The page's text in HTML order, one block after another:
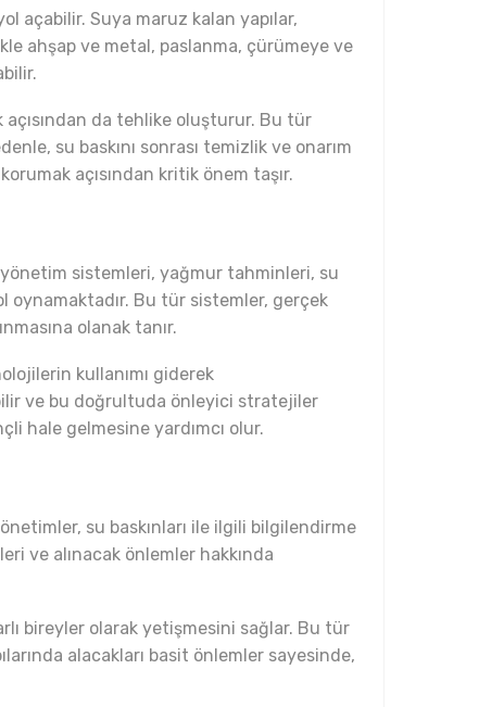
açabilir. Suya maruz kalan yapılar,
ahşap ve metal, paslanma, çürümeye ve
açısından da tehlike oluşturur. Bu tür
su baskını sonrası temizlik ve onarım
açısından kritik önem taşır.
sistemleri, yağmur tahminleri, su
oynamaktadır. Bu tür sistemler, gerçek
olanak tanır.
kullanımı giderek
ve bu doğrultuda önleyici stratejiler
hale gelmesine yardımcı olur.
su baskınları ile ilgili bilgilendirme
ve alınacak önlemler hakkında
bireyler olarak yetişmesini sağlar. Bu tür
alacakları basit önlemler sayesinde,